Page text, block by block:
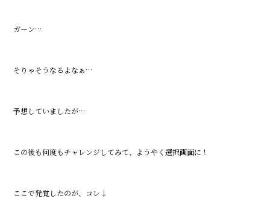
ガーン…
そりゃそうなるよなぁ…
予想していましたが…
この後も何度もチャレンジしてみて、ようやく選択画面に！
ここで発覚したのが、コレ↓